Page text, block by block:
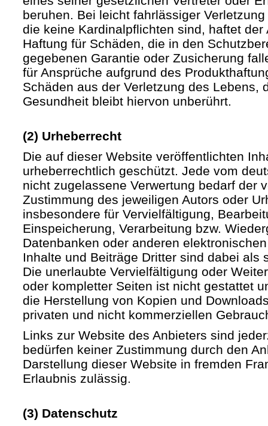
beruhen. Bei leicht fahrlässiger
die keine Kardinalpflichten sind, haftet der
Haftung für Schäden, die in den
gegebenen Garantie oder Zusicherung
für Ansprüche aufgrund des
Schäden aus der Verletzung des Lebens,
Gesundheit bleibt hiervon unberührt.
(2) Urheberrecht
Die auf dieser Website veröffentlichten
urheberrechtlich geschützt. Jede vom
nicht zugelassene Verwertung bedarf der
Zustimmung des jeweiligen Autors oder
insbesondere für Vervielfältigung,
Einspeicherung, Verarbeitung bzw.
Datenbanken oder anderen
Inhalte und Beiträge Dritter sind dabei als
Die unerlaubte Vervielfältigung oder
oder kompletter Seiten ist nicht gestattet
die Herstellung von Kopien und
privaten und nicht kommerziellen
Links zur Website des Anbieters sind
bedürfen keiner Zustimmung durch den
Darstellung dieser Website in fremden
Erlaubnis zulässig.
(3) Datenschutz